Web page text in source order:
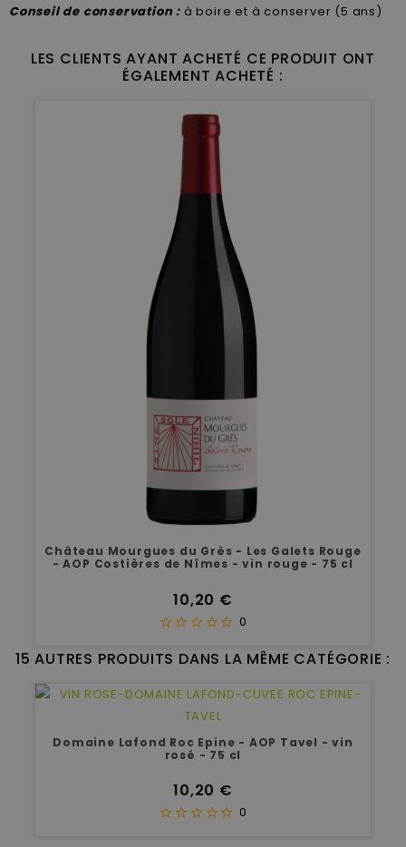
Conseil de conservation : à boire et à conserver (5 ans)
LES CLIENTS AYANT ACHETÉ CE PRODUIT ONT
ÉGALEMENT ACHETÉ :
Château Mourgues du Grès - Les Galets Rouge
- AOP Costières de Nîmes - vin rouge - 75 cl
Prix
10,20 €
0
15 AUTRES PRODUITS DANS LA MÊME CATÉGORIE :
Domaine Lafond Roc Epine - AOP Tavel - vin
rosé - 75 cl
Prix
10,20 €
0